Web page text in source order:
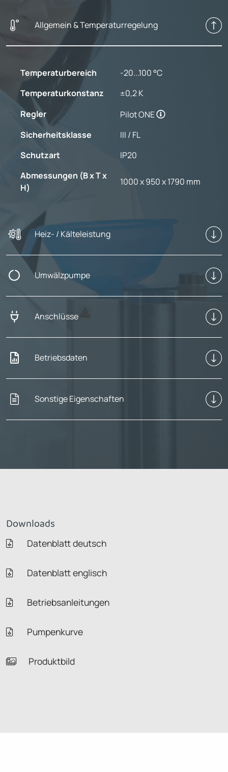
Allgemein & Temperaturregelung
Temperaturbereich
-20...100 °C
Temperaturkonstanz
±0,2 K
Regler
Pilot ONE
Sicherheitsklasse
III / FL
Schutzart
IP20
Abmessungen (B x T x
H)
1000 x 950 x 1790 mm
Heiz- / Kälteleistung
Umwälzpumpe
Anschlüsse
Betriebsdaten
Sonstige Eigenschaften
Downloads
Datenblatt deutsch
Datenblatt englisch
Betriebsanleitungen
Pumpenkurve
Produktbild